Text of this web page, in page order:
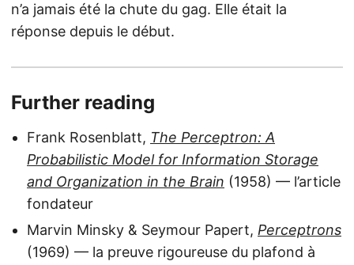
n’a jamais été la chute du gag. Elle était la
réponse depuis le début.
Further reading
Frank Rosenblatt, The Perceptron: A
Probabilistic Model for Information Storage
and Organization in the Brain (1958) — l’article
fondateur
Marvin Minsky & Seymour Papert, Perceptrons
(1969) — la preuve rigoureuse du plafond à